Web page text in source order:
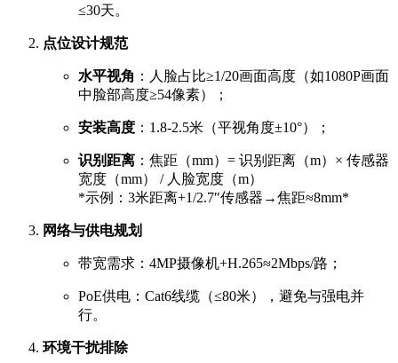
≤30天。
点位设计规范
水平视角 ：人脸占比≥1/20画面高度（如1080P画面
中脸部高度≥54像素）；
安装高度 ：1.8-2.5米（平视角度±10°）；
识别距离 ：焦距（mm）= 识别距离（m）× 传感器
宽度（mm） / 人脸宽度（m）
*示例：3米距离+1/2.7″传感器→焦距≈8mm*
网络与供电规划
带宽需求：4MP摄像机+H.265≈2Mbps/路；
PoE供电：Cat6线缆（≤80米），避免与强电并
行。
环境干扰排除